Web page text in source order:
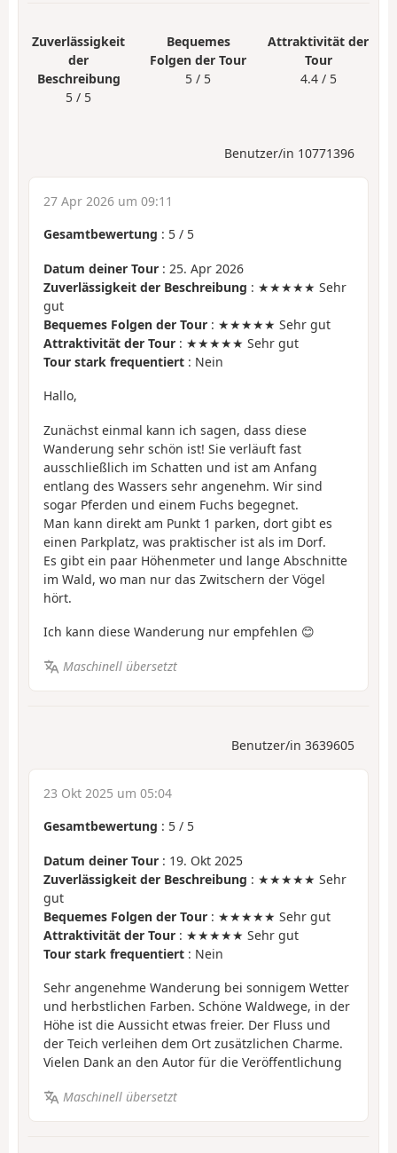
Zuverlässigkeit
der
Beschreibung
5 / 5
Bequemes
Folgen der Tour
5 / 5
Attraktivität der
Tour
4.4 / 5
Benutzer/in 10771396
27 Apr 2026 um 09:11
Gesamtbewertung : 5 / 5
Datum deiner Tour : 25. Apr 2026
Zuverlässigkeit der Beschreibung : ★★★★★ Sehr
gut
Bequemes Folgen der Tour : ★★★★★ Sehr gut
Attraktivität der Tour : ★★★★★ Sehr gut
Tour stark frequentiert : Nein
Hallo,
Zunächst einmal kann ich sagen, dass diese
Wanderung sehr schön ist! Sie verläuft fast
ausschließlich im Schatten und ist am Anfang
entlang des Wassers sehr angenehm. Wir sind
sogar Pferden und einem Fuchs begegnet.
Man kann direkt am Punkt 1 parken, dort gibt es
einen Parkplatz, was praktischer ist als im Dorf.
Es gibt ein paar Höhenmeter und lange Abschnitte
im Wald, wo man nur das Zwitschern der Vögel
hört.
Ich kann diese Wanderung nur empfehlen 😊
Maschinell übersetzt
Benutzer/in 3639605
23 Okt 2025 um 05:04
Gesamtbewertung : 5 / 5
Datum deiner Tour : 19. Okt 2025
Zuverlässigkeit der Beschreibung : ★★★★★ Sehr
gut
Bequemes Folgen der Tour : ★★★★★ Sehr gut
Attraktivität der Tour : ★★★★★ Sehr gut
Tour stark frequentiert : Nein
Sehr angenehme Wanderung bei sonnigem Wetter
und herbstlichen Farben. Schöne Waldwege, in der
Höhe ist die Aussicht etwas freier. Der Fluss und
der Teich verleihen dem Ort zusätzlichen Charme.
Vielen Dank an den Autor für die Veröffentlichung
Maschinell übersetzt